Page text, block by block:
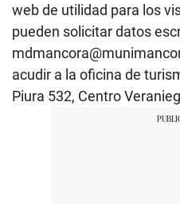
web de utilidad para los
pueden solicitar datos
acudir a la oficina de
Piura 532, Centro